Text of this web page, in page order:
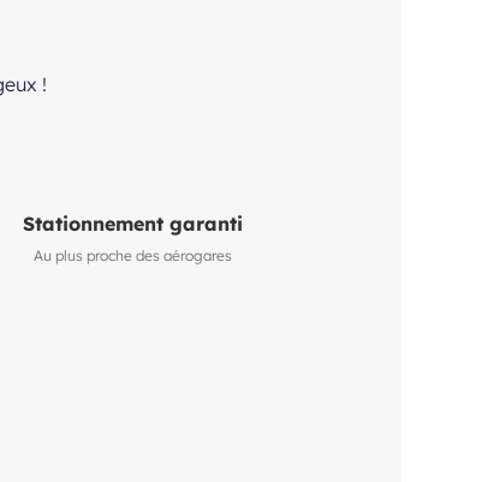
!
Stationnement garanti
Au plus proche des aérogares